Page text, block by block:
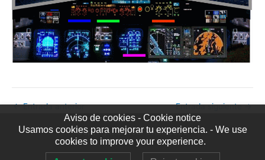
←Entrada anterior Entrada siguiente→
Copyright © YouFORMi 2026
Aviso de cookies - Cookie notice
Usamos cookies para mejorar tu experiencia. - We use
cookies to improve your experience.